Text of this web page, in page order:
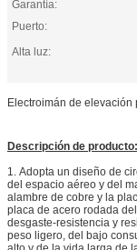
Garantía:
Puerto:
Alta luz:
Electroimán de
Descripción de producto:
1. Adopta un diseño de
del espacio aéreo y del
alambre de cobre y la
placa de acero rodada
desgaste-resistencia y
peso ligero, del bajo